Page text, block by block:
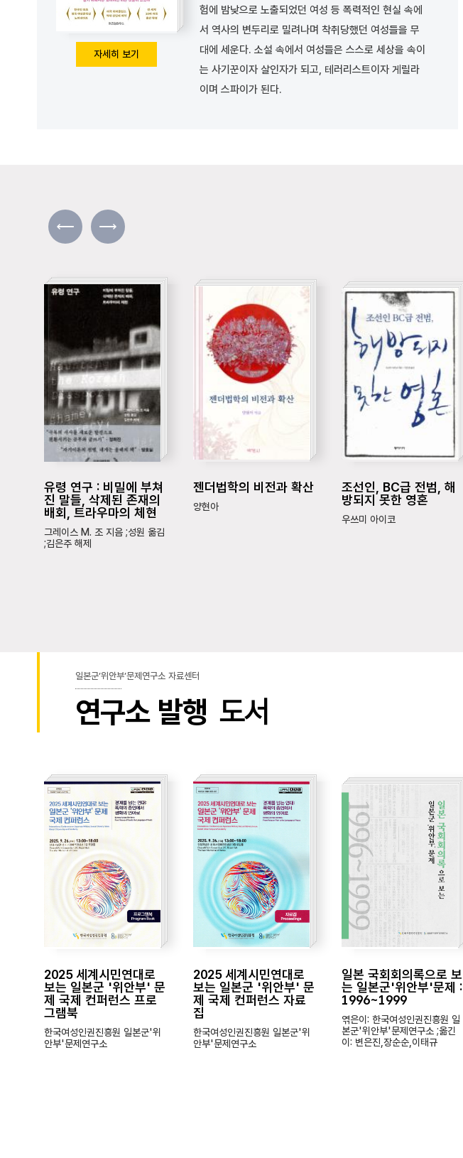
자세히 보기
험에 밤낮으로 노출되었던 여성 등 폭력적인 현실 속에
서 역사의 변두리로 밀려나며 착취당했던 여성들을 무
대에 세운다. 소설 속에서 여성들은 스스로 세상을 속이
는 사기꾼이자 살인자가 되고, 테러리스트이자 게릴라
이며 스파이가 된다.
유령 연구 : 비밀에 부쳐
진 말들, 삭제된 존재의
배회, 트라우마의 체현
그레이스 M. 조 지음 ;성원 옮김
;김은주 해제
젠더법학의 비전과 확산
양현아
조선인, BC급 전범, 해
방되지 못한 영혼
우쓰미 아이코
일본군’위안부’문제연구소 자료센터
연구소 발행 도서
2025 세계시민연대로
보는 일본군 '위안부' 문
제 국제 컨퍼런스 프로
그램북
한국여성인권진흥원 일본군'위
안부'문제연구소
2025 세계시민연대로
보는 일본군 '위안부' 문
제 국제 컨퍼런스 자료
집
한국여성인권진흥원 일본군'위
안부'문제연구소
일본 국회회의록으로 보
는 일본군'위안부'문제 :
1996~1999
엮은이: 한국여성인권진흥원 일
본군'위안부'문제연구소 ;옮긴
이: 변은진,장순순,이태규